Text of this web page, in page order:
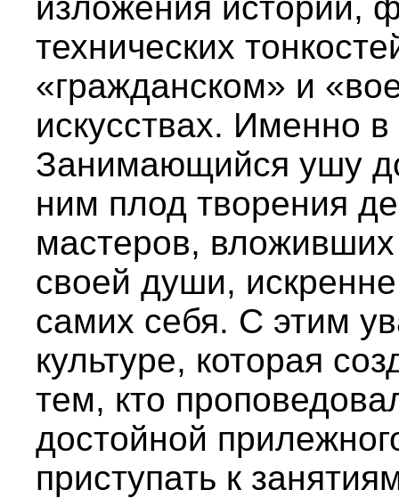
технических
«гражданском» и
искусствах. Именно
Занимающийся ушу
ним плод творения
мастеров,
своей души,
самих себя. С этим
культуре, которая
тем, кто
достойной
приступать к